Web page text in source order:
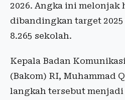
2026. Angka ini
dibandingkan target
8.265 sekolah.
Kepala Badan
(Bakom) RI, Muhammad
langkah tersebut